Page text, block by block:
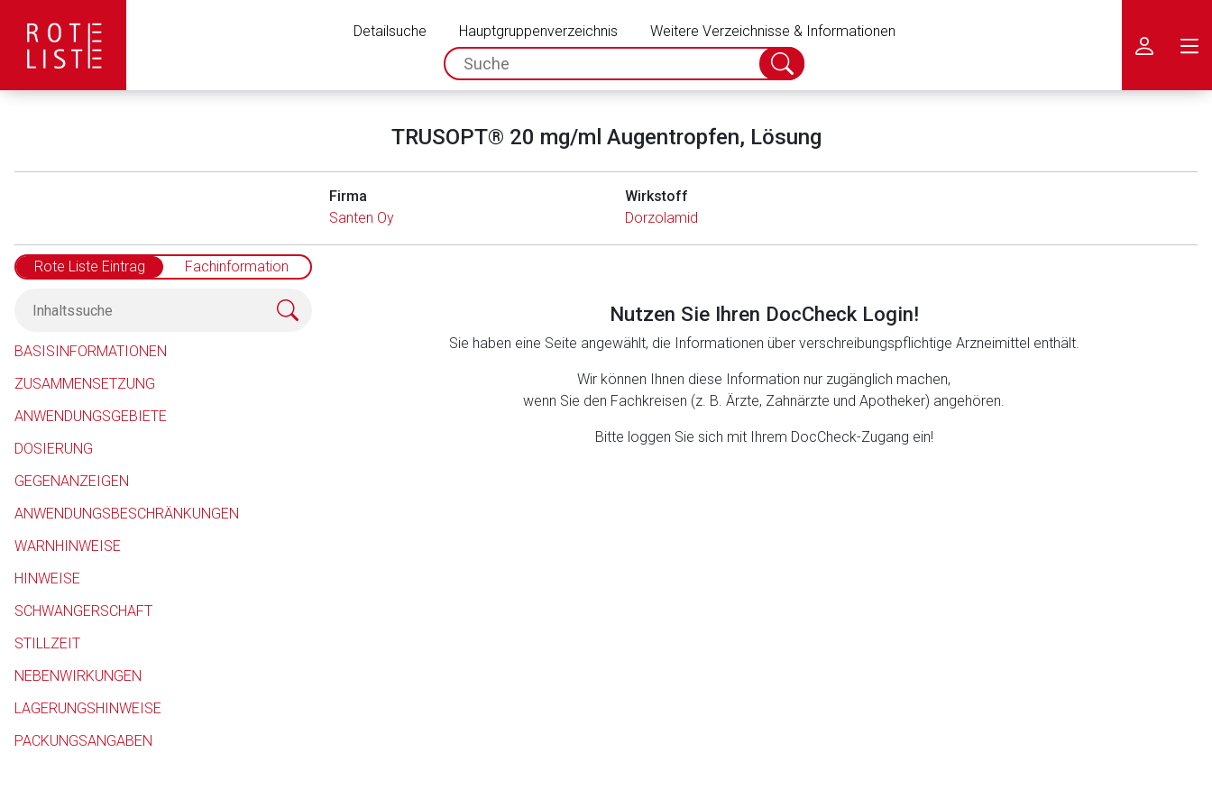
Detailsuche Hauptgruppenverzeichnis
Weitere Verzeichnisse & Informationen
spc.search.input.placeholder
Suche
abschicken
TRUSOPT® 20 mg/ml Augentropfen, Lösung
Firma
Santen Oy
Wirkstoff
Dorzolamid
Rote Liste Eintrag Fachinformation
BASISINFORMATIONEN
ZUSAMMENSETZUNG
ANWENDUNGSGEBIETE
DOSIERUNG
GEGENANZEIGEN
ANWENDUNGSBESCHRÄNKUNGEN
WARNHINWEISE
HINWEISE
SCHWANGERSCHAFT
STILLZEIT
NEBENWIRKUNGEN
LAGERUNGSHINWEISE
PACKUNGSANGABEN
Nutzen Sie Ihren DocCheck Login!
Sie haben eine Seite angewählt, die Informationen über verschreibungspflichtige Arzneimittel enthält.
Wir können Ihnen diese Information nur zugänglich machen,
wenn Sie den Fachkreisen (z. B. Ärzte, Zahnärzte und Apotheker) angehören.
Bitte loggen Sie sich mit Ihrem DocCheck-Zugang ein!
Aufruf einer externen Seite
Der von Ihnen aufgerufene Link öffnet eine externe Web-Seite. Für die Inhalte der externen Web-Seite ist deren